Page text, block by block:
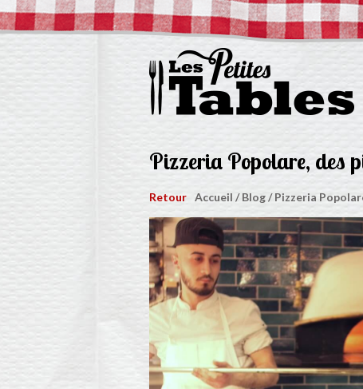
Pizzeria Popolare, des
Retour Accueil /Blog/Pizzeria